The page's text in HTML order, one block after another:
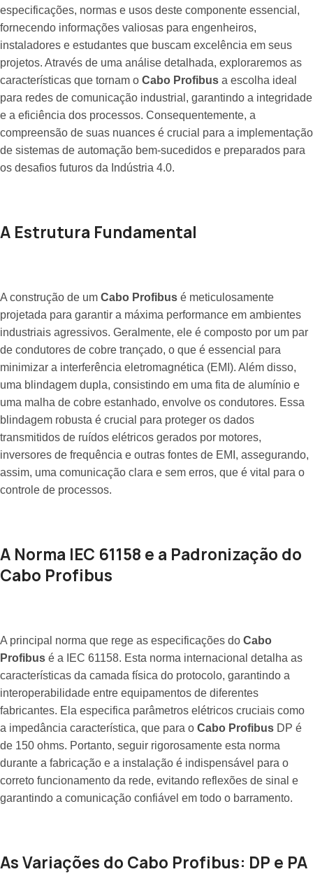
especificações, normas e usos deste componente essencial,
fornecendo informações valiosas para engenheiros,
instaladores e estudantes que buscam excelência em seus
projetos. Através de uma análise detalhada, exploraremos as
características que tornam o Cabo Profibus a escolha ideal
para redes de comunicação industrial, garantindo a integridade
e a eficiência dos processos. Consequentemente, a
compreensão de suas nuances é crucial para a implementação
de sistemas de automação bem-sucedidos e preparados para
os desafios futuros da Indústria 4.0.
A Estrutura Fundamental
A construção de um Cabo Profibus é meticulosamente
projetada para garantir a máxima performance em ambientes
industriais agressivos. Geralmente, ele é composto por um par
de condutores de cobre trançado, o que é essencial para
minimizar a interferência eletromagnética (EMI). Além disso,
uma blindagem dupla, consistindo em uma fita de alumínio e
uma malha de cobre estanhado, envolve os condutores. Essa
blindagem robusta é crucial para proteger os dados
transmitidos de ruídos elétricos gerados por motores,
inversores de frequência e outras fontes de EMI, assegurando,
assim, uma comunicação clara e sem erros, que é vital para o
controle de processos.
A Norma IEC 61158 e a Padronização do
Cabo Profibus
A principal norma que rege as especificações do Cabo
Profibus é a IEC 61158. Esta norma internacional detalha as
características da camada física do protocolo, garantindo a
interoperabilidade entre equipamentos de diferentes
fabricantes. Ela especifica parâmetros elétricos cruciais como
a impedância característica, que para o Cabo Profibus DP é
de 150 ohms. Portanto, seguir rigorosamente esta norma
durante a fabricação e a instalação é indispensável para o
correto funcionamento da rede, evitando reflexões de sinal e
garantindo a comunicação confiável em todo o barramento.
As Variações do Cabo Profibus: DP e PA